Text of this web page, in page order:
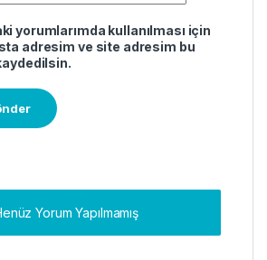
yorumlarımda kullanılması için
adresim ve site adresim bu
Yorum Yapılmamış